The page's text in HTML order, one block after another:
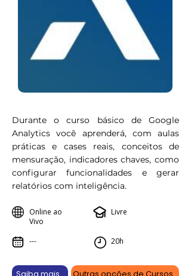
Durante o curso básico de Google
Analytics você aprenderá, com aulas
práticas e cases reais, conceitos de
mensuração, indicadores chaves, como
configurar funcionalidades e gerar
relatórios com inteligência.
Online ao
Vivo
---
Livre
20h